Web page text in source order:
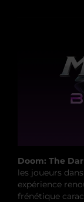
Doom: The
les joueurs
expérience
frénétique